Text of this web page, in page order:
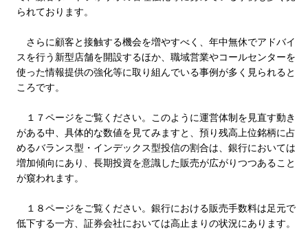
られております。
さらに顧客と接触する機会を増やすべく、年中無休でアドバイ
スを行う新型店舗を開設するほか、職域営業やコールセンターを
使った情報提供の強化等に取り組んでいる事例が多く見られると
ころです。
１７ページをご覧ください。このように運営体制を見直す動き
がある中、具体的な数値を見てみますと、預り残高上位銘柄に占
めるバランス型・インデックス型投信の割合は、銀行においては
増加傾向にあり、長期投資を意識した販売が広がりつつあること
が窺われます。
１８ページをご覧ください。銀行における販売手数料は足元で
低下する一方、証券会社においては高止まりの状況にあります。